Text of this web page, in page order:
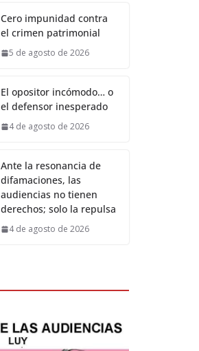
Cero impunidad contra
el crimen patrimonial
5 de agosto de 2026
El opositor incómodo… o
el defensor inesperado
4 de agosto de 2026
Ante la resonancia de
difamaciones, las
audiencias no tienen
derechos; solo la repulsa
4 de agosto de 2026